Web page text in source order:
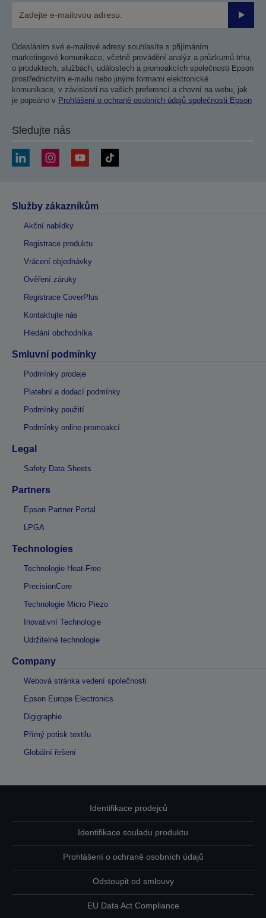
Odesláním své e-mailové adresy souhlasíte s přijímáním
marketingové komunikace, včetně provádění analýz a průzkumů trhu,
o produktech, službách, událostech a promoakcích společnosti Epson
prostřednictvím e-mailu nebo jinými formami elektronické
komunikace, v závislosti na vašich preferencí a chovní na webu, jak
je popsáno v Prohlášení o ochraně osobních údajů společnosti Epson
Sledujte nás
Služby zákazníkům
Akční nabídky
Registrace produktu
Vrácení objednávky
Ověření záruky
Registrace CoverPlus
Kontaktujte nás
Hledání obchodníka
Smluvní podmínky
Podmínky prodeje
Platební a dodací podmínky
Podmínky použití
Podmínky online promoakcí
Legal
Safety Data Sheets
Partners
Epson Partner Portal
LPGA
Technologies
Technologie Heat-Free
PrecisionCore
Technologie Micro Piezo
Inovativní Technologie
Udržitelné technologie
Company
Webová stránka vedení společnosti
Epson Europe Electronics
Digigraphie
Přímý potisk textilu
Globální řešení
Identifikace prodejců
Identifikace souladu produktu
Prohlášení o ochraně osobních údajů
Odstoupit od smlouvy
EU Data Act Compliance